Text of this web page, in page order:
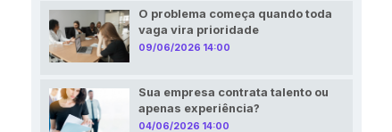
O problema começa quando toda
vaga vira prioridade
09/06/2026 14:00
Sua empresa contrata talento ou
apenas experiência?
04/06/2026 14:00